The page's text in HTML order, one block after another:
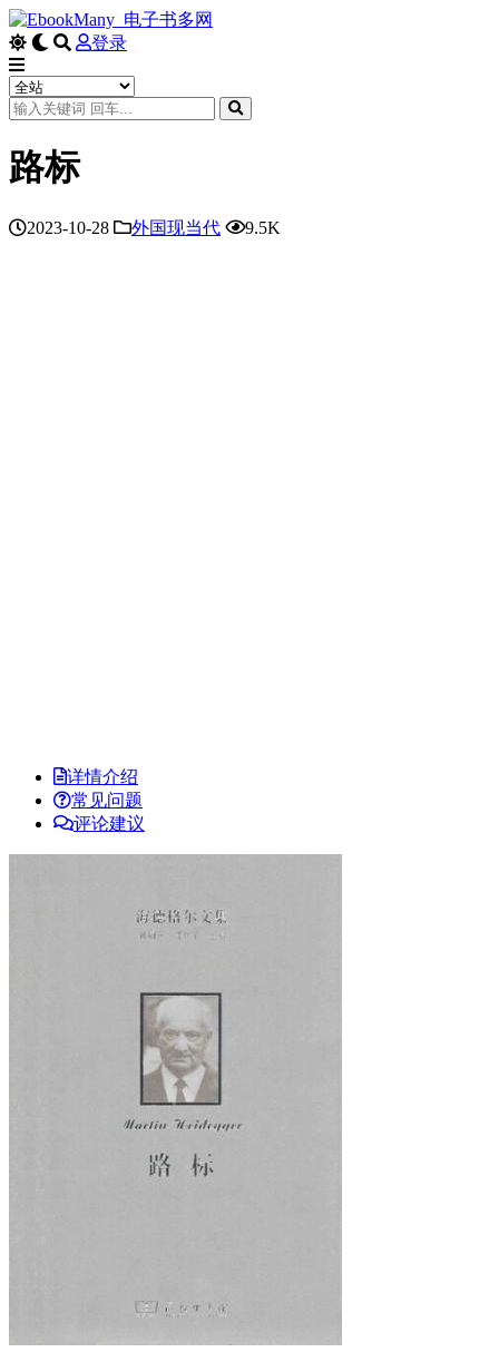
登录
路标
2023-10-28 外国现当代 9.5K
详情介绍
常见问题
评论建议